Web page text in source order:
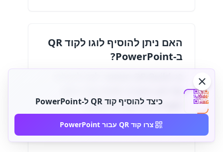
האם ניתן להוסיף לוגו לקוד QR
ב-PowerPoint?
לשמירה על עקביות המותג.
כיצד להוסיף קוד QR ל-PowerPoint
צרו קוד QR עבור PowerPoint